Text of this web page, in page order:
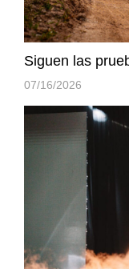
Siguen las
07/16/2026